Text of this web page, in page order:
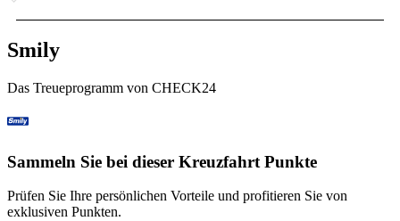
Smily
Das Treueprogramm von CHECK24
Sammeln Sie bei dieser Kreuzfahrt Punkte
Prüfen Sie Ihre persönlichen Vorteile und profitieren Sie von
exklusiven Punkten.